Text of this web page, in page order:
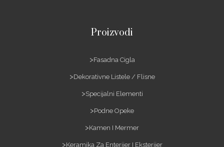
Proizvodi
Fasadna Cigla
Dekorativne Listele / Flisne
Specijalni Elementi
Podne Opeke
Kamen I Mermer
Keramika Za Enterijer I Eksterijer